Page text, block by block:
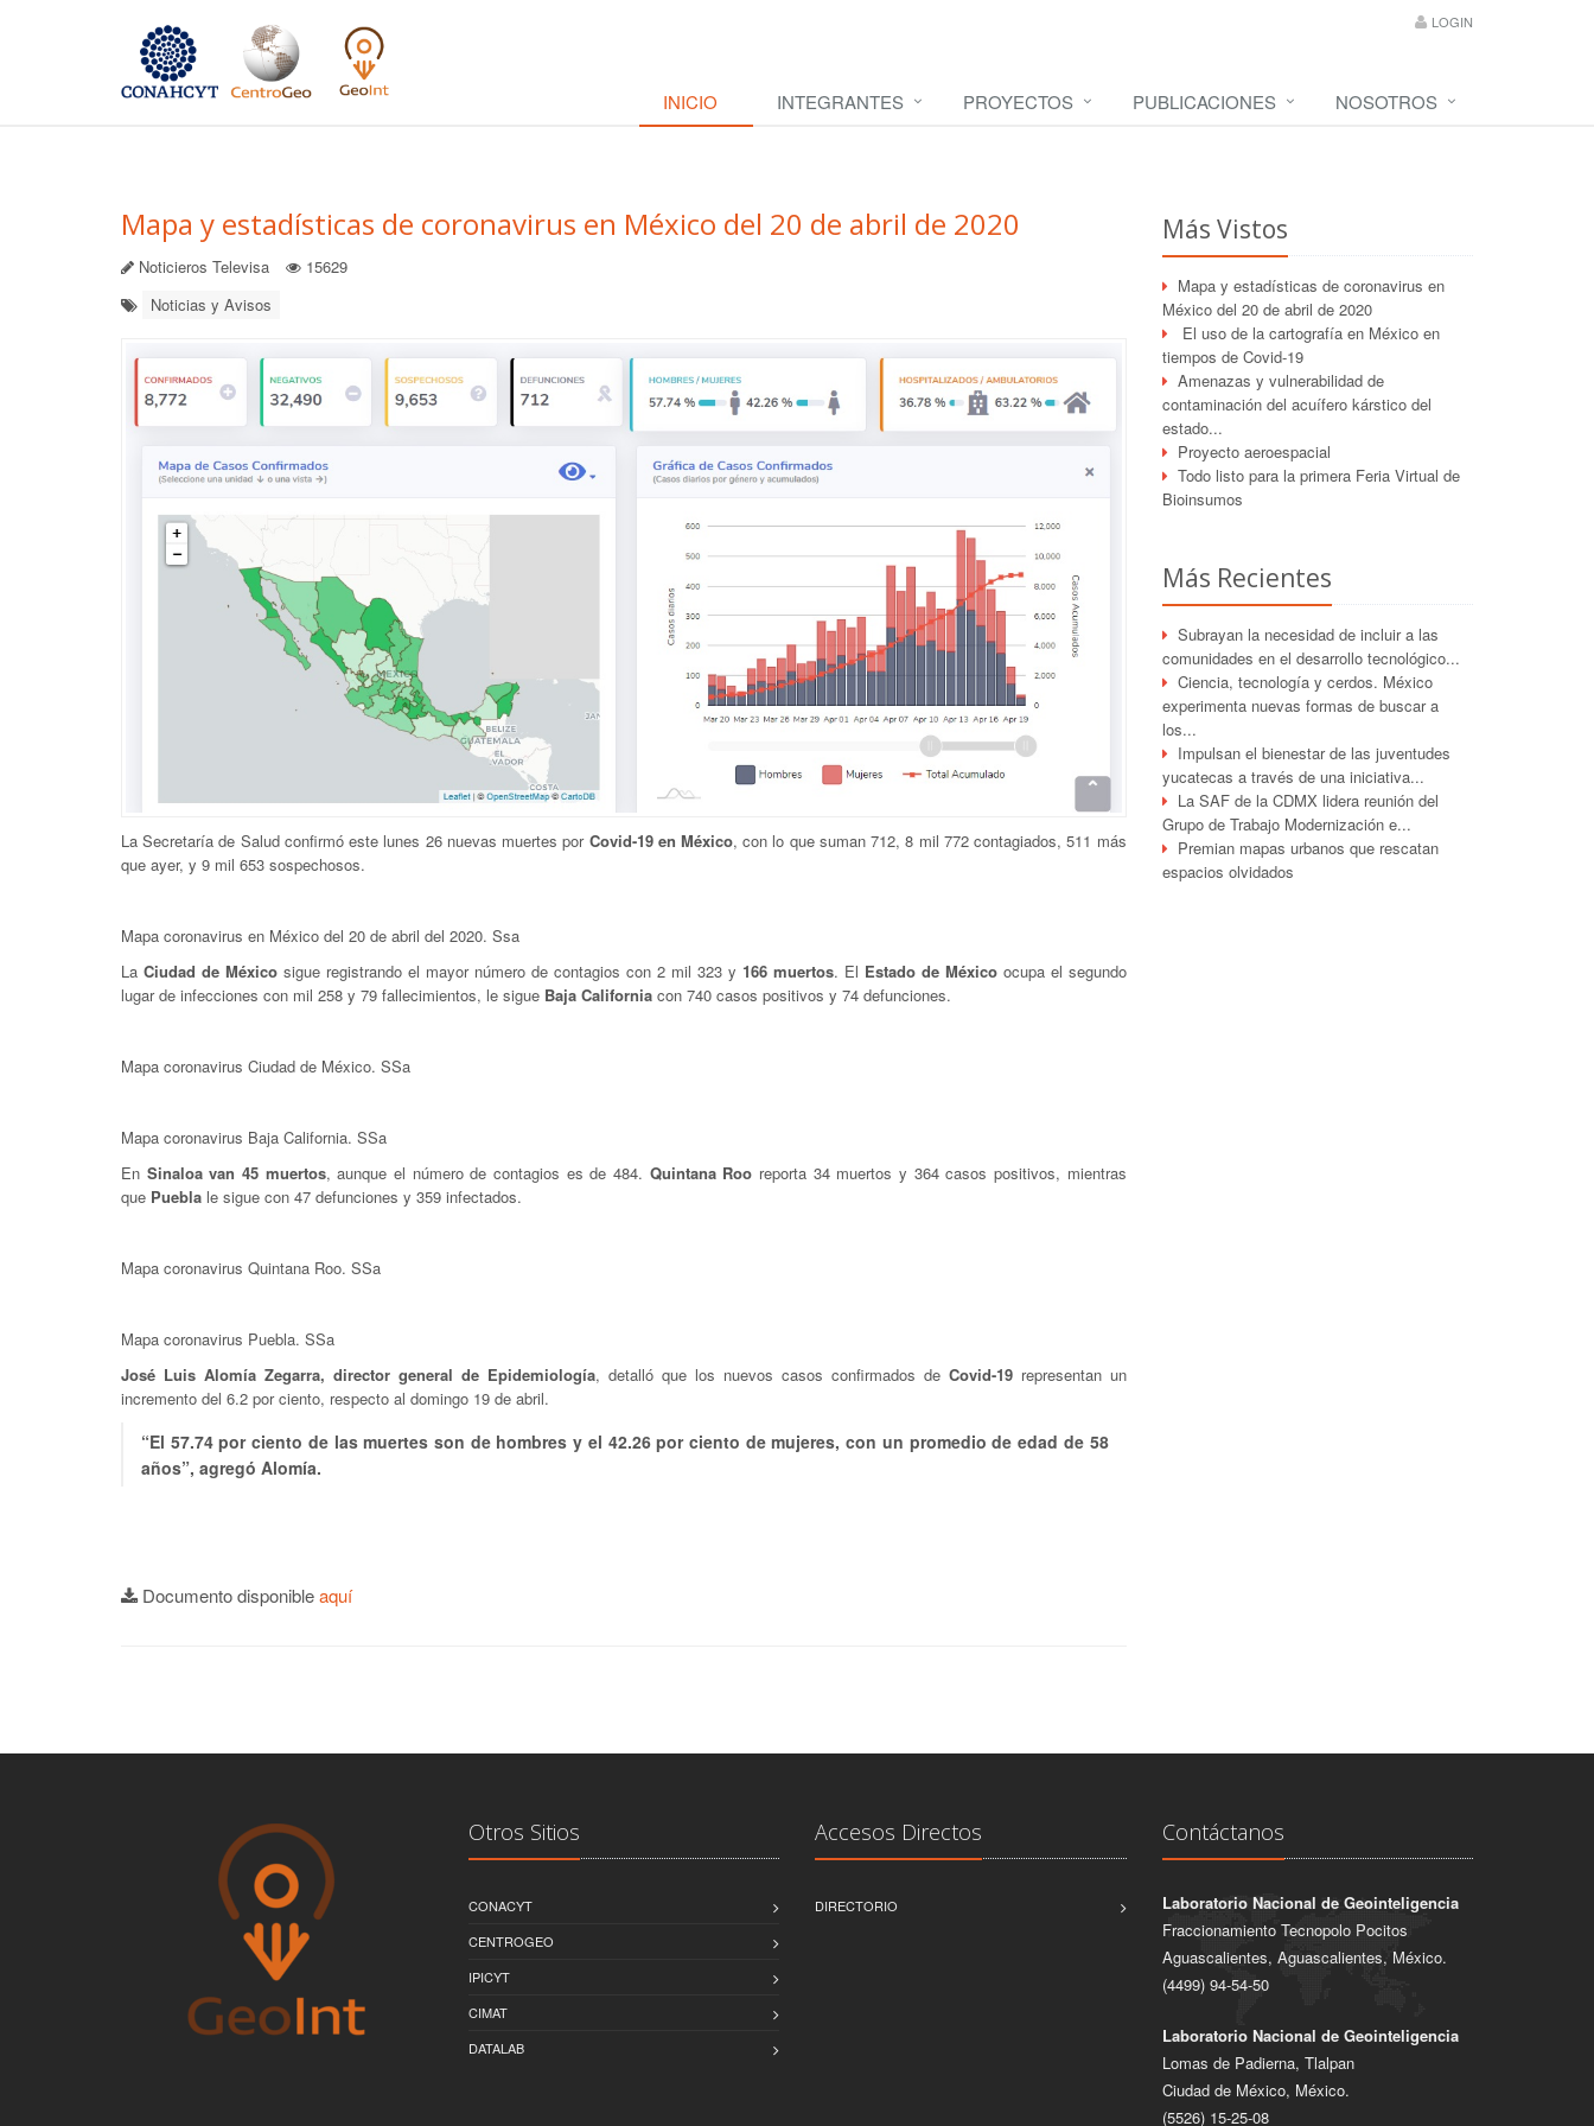
LOGIN
INICIO INTEGRANTES PROYECTOS PUBLICACIONES NOSOTROS
Mapa y estadísticas de coronavirus en México del 20 de abril de 2020
Noticieros Televisa
15629
Noticias y Avisos
La Secretaría de Salud confirmó este lunes 26 nuevas muertes por Covid-19 en México, con lo que suman 712, 8 mil 772 contagiados, 511 más
que ayer, y 9 mil 653 sospechosos.
Mapa coronavirus en México del 20 de abril del 2020. Ssa
La Ciudad de Méxicosigue registrando el mayor número de contagios con 2 mil 323 y 166 muertos. El Estado de Méxicoocupa el segundo
lugar de infecciones con mil 258 y 79 fallecimientos, le sigue Baja California con 740 casos positivos y 74 defunciones.
Mapa coronavirus Ciudad de México. SSa
Mapa coronavirus Baja California. SSa
En Sinaloa van 45 muertos, aunque el número de contagios es de 484. Quintana Roo reporta 34 muertos y 364 casos positivos, mientras
que Puebla le sigue con 47 defunciones y 359 infectados.
Mapa coronavirus Quintana Roo. SSa
Mapa coronavirus Puebla. SSa
José Luis Alomía Zegarra, director general de Epidemiología, detalló que los nuevos casos confirmados de Covid-19representan un
incremento del 6.2 por ciento, respecto al domingo 19 de abril.
“El 57.74 por ciento de las muertes son de hombres y el 42.26 por ciento de mujeres, con un promedio de edad de 58
años”, agregó Alomía.
Documento disponibleaquí
Más Vistos
Mapa y estadísticas de coronavirus en
México del 20 de abril de 2020
El uso de la cartografía en México en
tiempos de Covid-19
Amenazas y vulnerabilidad de
contaminación del acuífero kárstico del
estado...
Proyecto aeroespacial
Todo listo para la primera Feria Virtual de
Bioinsumos
Más Recientes
Subrayan la necesidad de incluir a las
comunidades en el desarrollo tecnológico...
Ciencia, tecnología y cerdos. México
experimenta nuevas formas de buscar a
los...
Impulsan el bienestar de las juventudes
yucatecas a través de una iniciativa...
La SAF de la CDMX lidera reunión del
Grupo de Trabajo Modernización e...
Premian mapas urbanos que rescatan
espacios olvidados
Otros Sitios
CONACYT
CENTROGEO
IPICYT
CIMAT
DATALAB
Accesos Directos
DIRECTORIO
Contáctanos
Laboratorio Nacional de Geointeligencia
Fraccionamiento Tecnopolo Pocitos
Aguascalientes, Aguascalientes, México.
(4499) 94-54-50
Laboratorio Nacional de Geointeligencia
Lomas de Padierna, Tlalpan
Ciudad de México, México.
(5526) 15-25-08